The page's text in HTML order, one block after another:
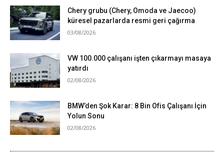
Chery grubu (Chery, Omoda ve Jaecoo)
küresel pazarlarda resmi geri çağırma
03/08/2026
VW 100.000 çalışanı işten çıkarmayı masaya
yatırdı
02/08/2026
BMW’den Şok Karar: 8 Bin Ofis Çalışanı İçin
Yolun Sonu
02/08/2026